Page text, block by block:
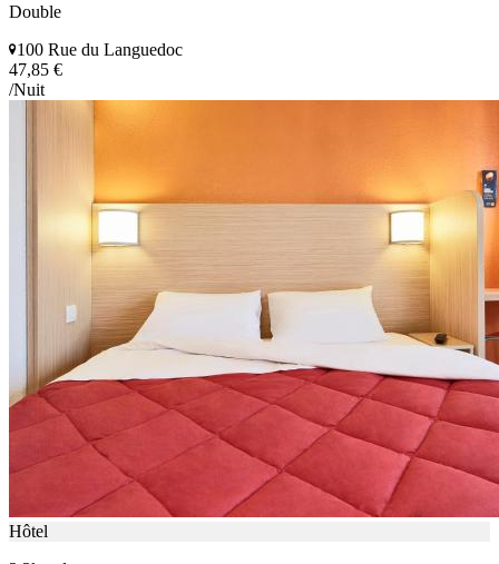
Double
100 Rue du Languedoc
47,85 €
/Nuit
Hôtel